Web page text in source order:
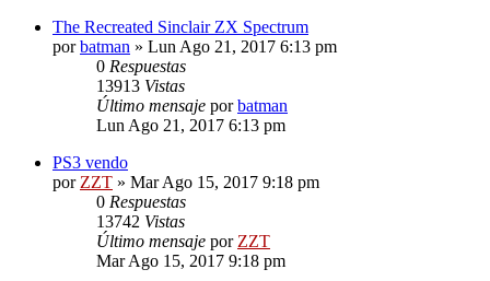
The Recreated Sinclair ZX Spectrum
porbatman » Lun Ago 21, 2017 6:13 pm
0 Respuestas
13913 Vistas
Último mensaje porbatman
Lun Ago 21, 2017 6:13 pm
PS3 vendo
por ZZT » Mar Ago 15, 2017 9:18 pm
0 Respuestas
13742 Vistas
Último mensaje por ZZT
Mar Ago 15, 2017 9:18 pm